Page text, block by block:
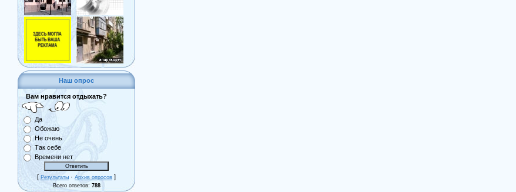
Наш опрос
Вам нравится отдыхать?
Да
Обожаю
Не очень
Так себе
Времени нет
[ Результаты · Архив опросов ]
Всего ответов: 788